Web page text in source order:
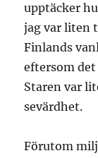
upptäcker
jag var liten
Finlands
eftersom
Staren var
sevärdhet.
Förutom